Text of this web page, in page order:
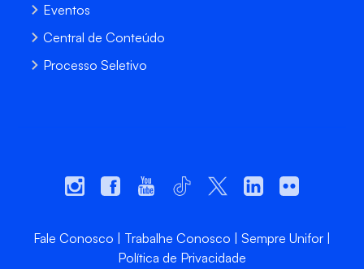
Eventos
Central de Conteúdo
Processo Seletivo
Fale Conosco Trabalhe Conosco
Sempre Unifor
Política de Privacidade